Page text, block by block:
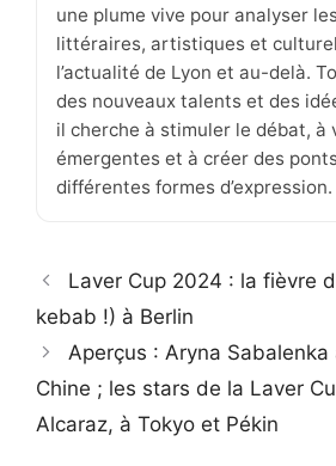
une plume vive pour analyser
littéraires, artistiques et
l’actualité de Lyon et au-delà.
des nouveaux talents et des
il cherche à stimuler le débat, à
émergentes et à créer des
différentes formes d’expression.
Laver Cup 2024 : la fièvre
kebab !) à Berlin
Aperçus : Aryna Sabalenka
Chine ; les stars de la Laver
Alcaraz, à Tokyo et Pékin